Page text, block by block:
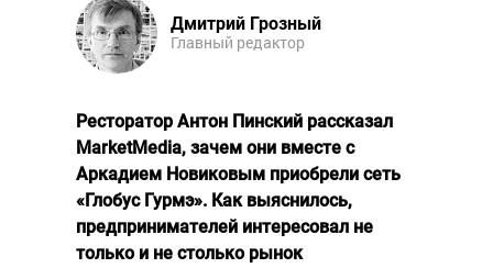
Дмитрий Грозный
Главный редактор
Ресторатор Антон Пинский рассказал
MarketMedia, зачем они вместе с
Аркадием Новиковым приобрели сеть
«Глобус Гурмэ». Как выяснилось,
предпринимателей интересовал не
только и не столько рынок